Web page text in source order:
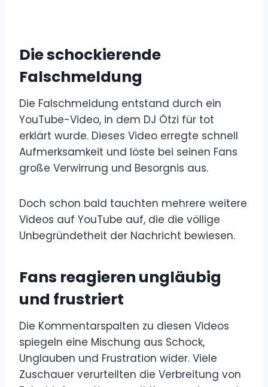
Die schockierende
Falschmeldung
Die Falschmeldung entstand durch ein
YouTube-Video, in dem DJ Ötzi für tot
erklärt wurde. Dieses Video erregte schnell
Aufmerksamkeit und löste bei seinen Fans
große Verwirrung und Besorgnis aus.
Doch schon bald tauchten mehrere weitere
Videos auf YouTube auf, die die völlige
Unbegründetheit der Nachricht bewiesen.
Fans reagieren ungläubig
und frustriert
Die Kommentarspalten zu diesen Videos
spiegeln eine Mischung aus Schock,
Unglauben und Frustration wider. Viele
Zuschauer verurteilten die Verbreitung von